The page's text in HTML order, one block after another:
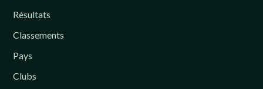
Résultats
Classements
Pays
Clubs